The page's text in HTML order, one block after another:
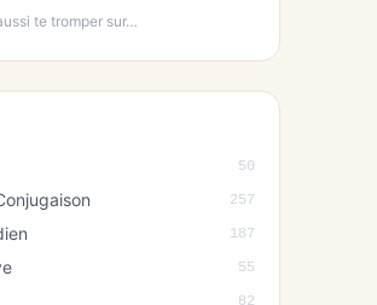
te tromper sur…
50
257
187
55
82